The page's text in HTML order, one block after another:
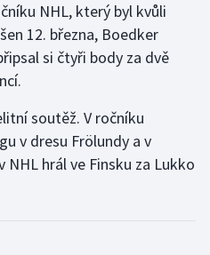
NHL, který byl kvůli
12. března, Boedker
si čtyři body za dvě
soutěž. V ročníku
v dresu Frölundy a v
NHL hrál ve Finsku za Lukko